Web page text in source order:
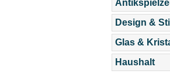
Design & Stil
Glas &
Haushalt